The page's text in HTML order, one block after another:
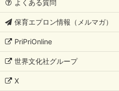
よくある質問
保育エプロン情報（メルマガ）
PriPriOnline
世界文化社グループ
X